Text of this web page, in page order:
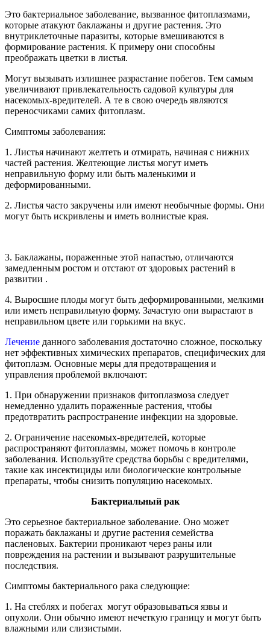
Это бактериальное заболевание, вызванное фитоплазмами,
которые атакуют баклажаны и другие растения. Это
внутриклеточные паразиты, которые вмешиваются в
формирование растения. К примеру они способны
преображать цветки в листья.
Могут вызывать излишнее разрастание побегов. Тем самым
увеличивают привлекательность садовой культуры для
насекомых-вредителей. А те в свою очередь являются
переносчиками самих фитоплазм.
Симптомы заболевания:
1. Листья начинают желтеть и отмирать, начиная с нижних
частей растения. Желтеющие листья могут иметь
неправильную форму или быть маленькими и
деформированными.
2. Листья часто закручены или имеют необычные формы. Они
могут быть искривлены и иметь волнистые края.
3. Баклажаны, пораженные этой напастью, отличаются
замедленным ростом и отстают от здоровых растений в
развитии .
4. Выросшие плоды могут быть деформированными, мелкими
или иметь неправильную форму. Зачастую они вырастают в
неправильном цвете или горькими на вкус.
Лечение данного заболевания достаточно сложное, поскольку
нет эффективных химических препаратов, специфических для
фитоплазм. Основные меры для предотвращения и
управления проблемой включают:
1. При обнаружении признаков фитоплазмоза следует
немедленно удалить пораженные растения, чтобы
предотвратить распространение инфекции на здоровые.
2. Ограничение насекомых-вредителей, которые
распространяют фитоплазмы, может помочь в контроле
заболевания. Используйте средства борьбы с вредителями,
такие как инсектициды или биологические контрольные
препараты, чтобы снизить популяцию насекомых.
Бактериальный рак
Это серьезное бактериальное заболевание. Оно может
поражать баклажаны и другие растения семейства
пасленовых. Бактерии проникают через раны или
повреждения на растении и вызывают разрушительные
последствия.
Симптомы бактериального рака следующие:
1. На стеблях и побегах могут образовываться язвы и
опухоли. Они обычно имеют нечеткую границу и могут быть
влажными или слизистыми.